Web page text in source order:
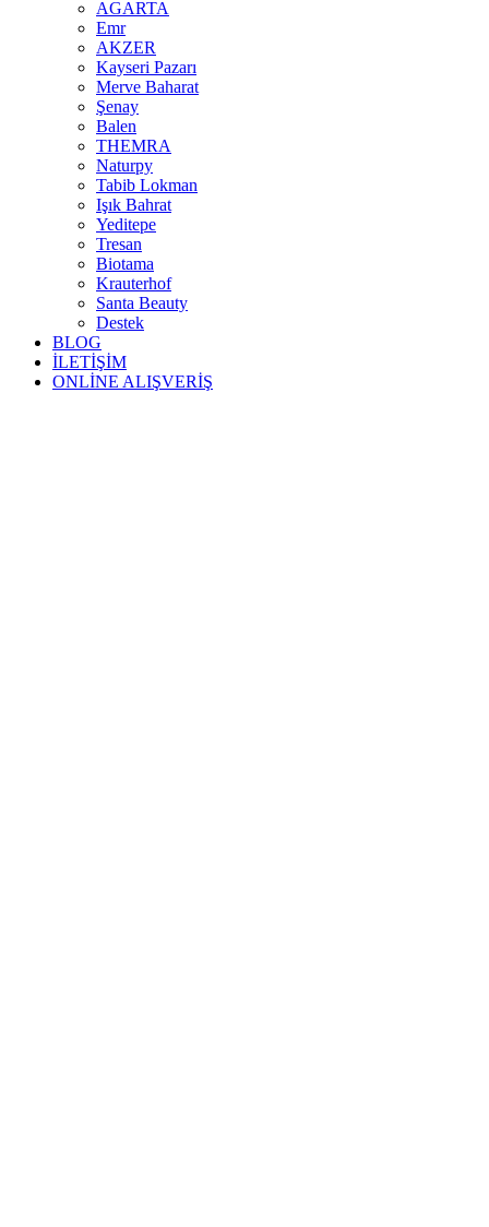
AGARTA
Emr
AKZER
Kayseri Pazarı
Merve Baharat
Şenay
Balen
THEMRA
Naturpy
Tabib Lokman
Işık Bahrat
Yeditepe
Tresan
Biotama
Krauterhof
Santa Beauty
Destek
BLOG
İLETİŞİM
ONLİNE ALIŞVERİŞ